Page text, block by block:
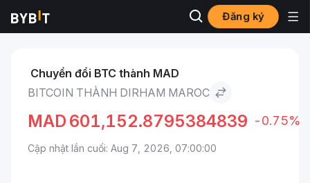
Đăng ký
Thị trường Bitcoin to Dirham Maroc
Chuyển đổi BTC thành MAD
BITCOIN THÀNH DIRHAM MAROC
MAD 601,152.8795384839 -0.75%
Cập nhật lần cuối: Aug 7, 2026, 07:00:00